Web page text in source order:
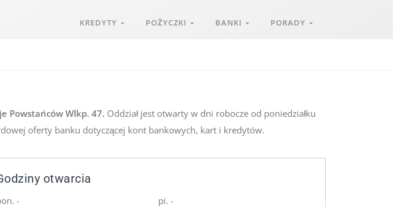
KREDYTY POŻYCZKI BANKI PORADY
Powstańców Wlkp. 47. Oddział jest otwarty w dni robocze od poniedziałku
oferty banku dotyczącej kont bankowych, kart i kredytów.
otwarcia
-
pi. -